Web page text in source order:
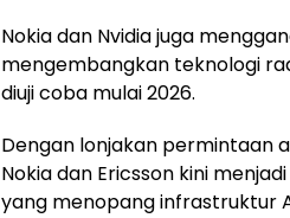
Nokia dan Nvidia juga
mengembangkan teknologi
diuji coba mulai 2026.
Dengan lonjakan permintaan
Nokia dan Ericsson kini
yang menopang infrastruktur